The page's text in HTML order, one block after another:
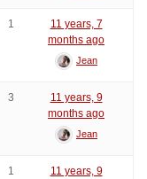
1
11 years, 7
months ago
Jean
3
11 years, 9
months ago
Jean
1
11 years, 9